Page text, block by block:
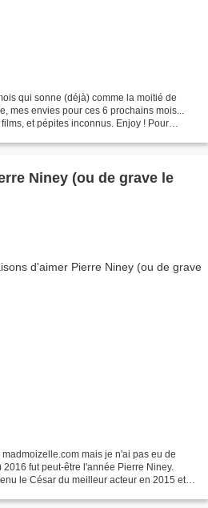
qui sonne (déjà) comme la moitié de
mes envies pour ces 6 prochains mois...
et pépites inconnus. Enjoy ! Pour
Niney (ou de grave le
mais je n'ai pas eu de
fut peut-être l'année Pierre Niney.
le César du meilleur acteur en 2015 et a